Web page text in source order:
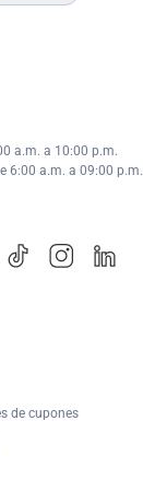
a.m. a 10:00 p.m.
6:00 a.m. a 09:00 p.m.
de cupones